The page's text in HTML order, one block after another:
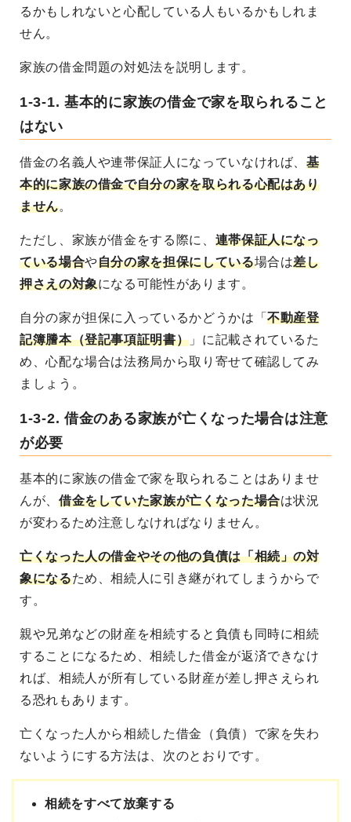
るかもしれないと心配している人もいるかもしれま
せん。
家族の借金問題の対処法を説明します。
1-3-1. 基本的に家族の借金で家を取られること
はない
借金の名義人や連帯保証人になっていなければ、基
本的に家族の借金で自分の家を取られる心配はあり
ません。
ただし、家族が借金をする際に、 連帯保証人になっ
ている場合や自分の家を担保にしている場合は差し
押さえの対象になる可能性があります。
自分の家が担保に入っているかどうかは「不動産登
記簿謄本（登記事項証明書） 」に記載されているた
め、心配な場合は法務局から取り寄せて確認してみ
ましょう。
1-3-2. 借金のある家族が亡くなった場合は注意
が必要
基本的に家族の借金で家を取られることはありませ
んが、 借金をしていた家族が亡くなった場合は状況
が変わるため注意しなければなりません。
亡くなった人の借金やその他の負債は「相続」の対
象になるため、相続人に引き継がれてしまうからで
す。
親や兄弟などの財産を相続すると負債も同時に相続
することになるため、相続した借金が返済できなけ
れば、相続人が所有している財産が差し押さえられ
る恐れもあります。
亡くなった人から相続した借金（負債）で家を失わ
ないようにする方法は、次のとおりです。
相続をすべて放棄する